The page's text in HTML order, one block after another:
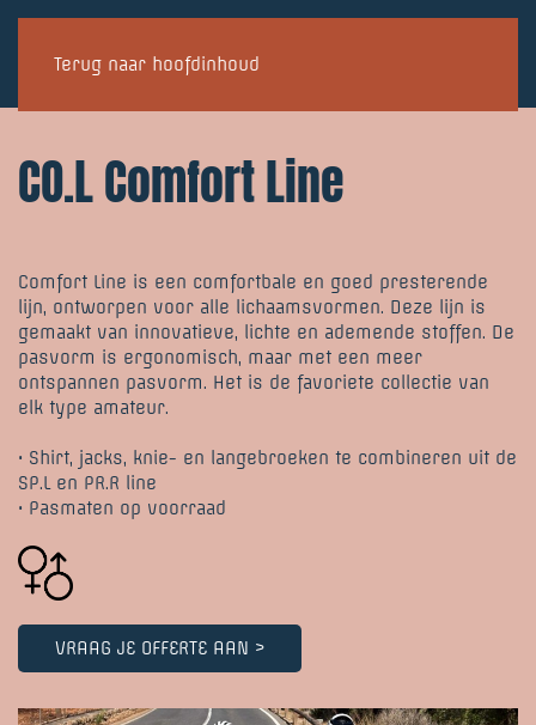
Terug naar hoofdinhoud
CO.L Comfort Line
Comfort Line is een comfortbale en goed presterende
lijn, ontworpen voor alle lichaamsvormen. Deze lijn is
gemaakt van innovatieve, lichte en ademende stoffen. De
pasvorm is ergonomisch, maar met een meer
ontspannen pasvorm. Het is de favoriete collectie van
elk type amateur.
• Shirt, jacks, knie- en langebroeken te combineren uit de
SP.L en PR.R line
• Pasmaten op voorraad
VRAAG JE OFFERTE AAN >